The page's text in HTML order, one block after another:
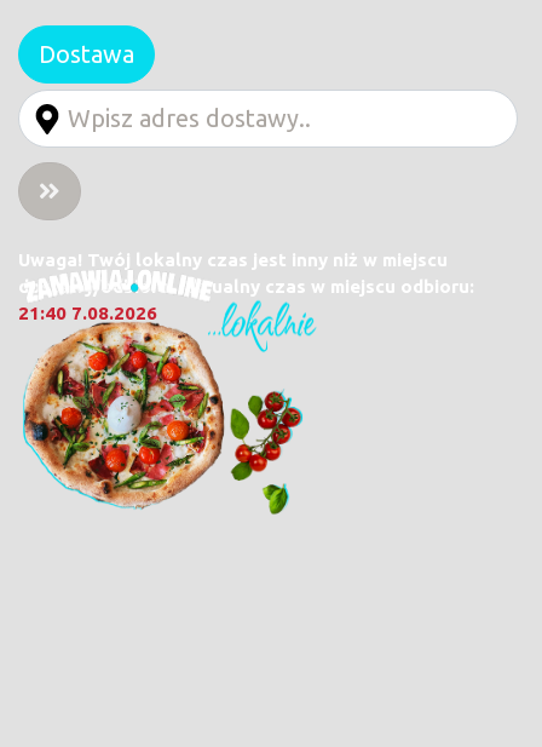
Dostawa
Uwaga! Twój lokalny czas jest inny niż w miejscu
dostawy/odbioru. Aktualny czas w miejscu odbioru:
21:40 7.08.2026